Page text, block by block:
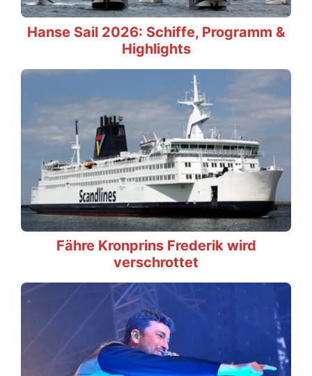
Hanse Sail 2026: Schiffe, Programm &
Highlights
Fähre Kronprins Frederik wird
verschrottet